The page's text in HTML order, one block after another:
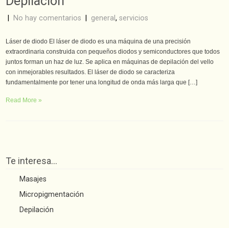
No hay comentarios general,servicios
Láser de diodo El láser de diodo es una máquina de una precisión
extraordinaria construida con pequeños diodos y semiconductores que todos
juntos forman un haz de luz. Se aplica en máquinas de depilación del vello
con inmejorables resultados. El láser de diodo se caracteriza
fundamentalmente por tener una longitud de onda más larga que […]
Read More »
Te interesa…
Masajes
Micropigmentación
Depilación